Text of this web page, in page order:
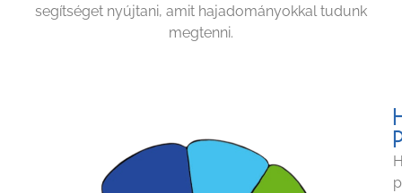
segítséget nyújtani, amit hajadományokkal tudunk
megtenni.